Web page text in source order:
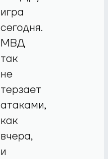
игра
сегодня.
МВД
так
не
терзает
атаками,
как
вчера,
и